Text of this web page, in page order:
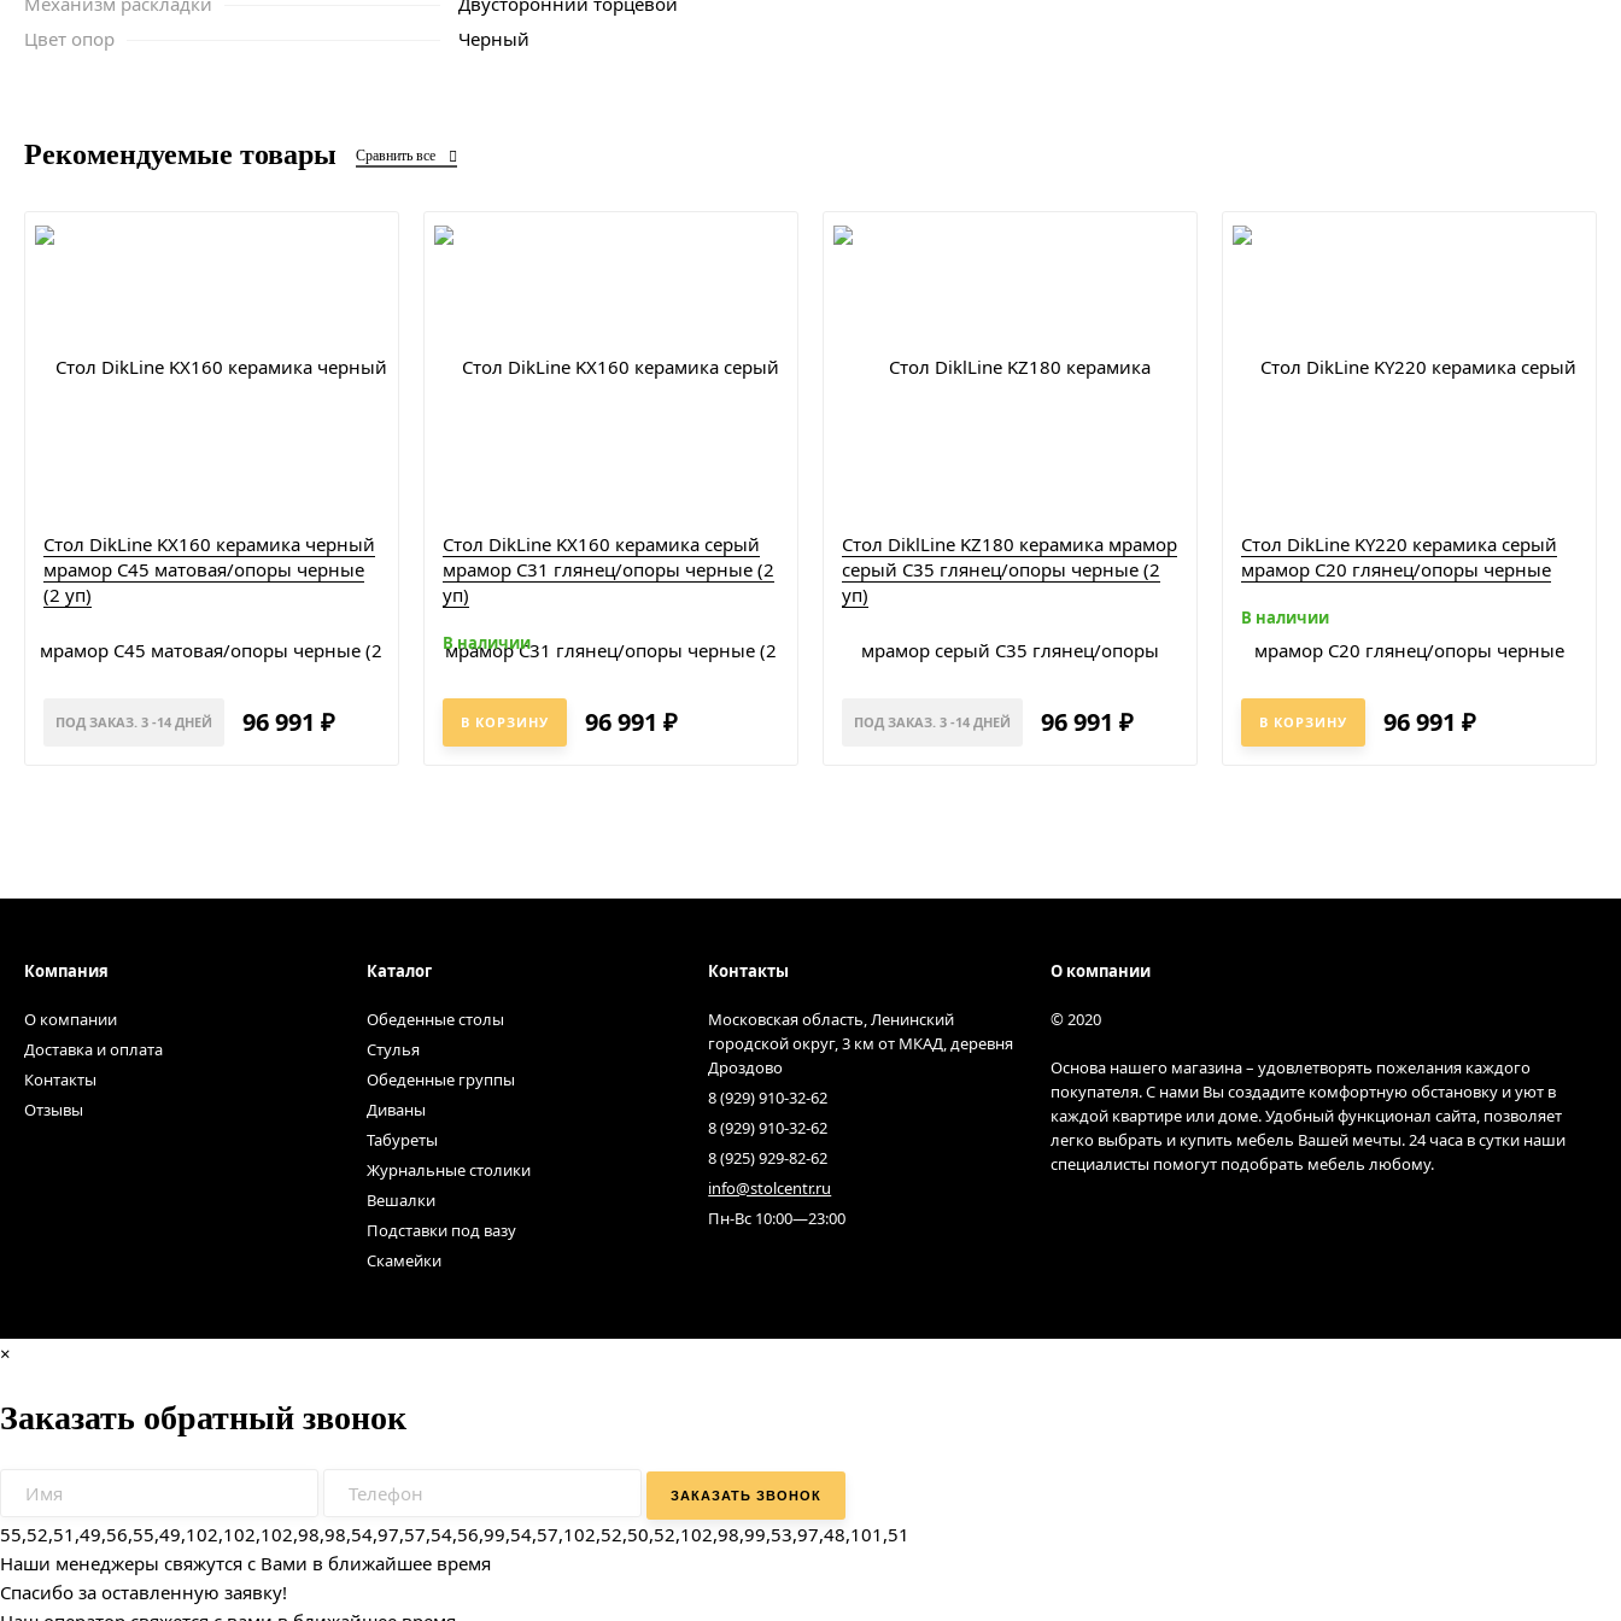
Цвет опор
Черный
Рекомендуемые товары Сравнить все
Стол DikLine KX160 керамика черный
мрамор С45 матовая/опоры черные
(2 уп)
ПОД ЗАКАЗ. 3 -14 ДНЕЙ 96 991 ₽
Стол DikLine KX160 керамика серый
мрамор C31 глянец/опоры черные (2
уп)
В наличии
В КОРЗИНУ 96 991 ₽
Стол DiklLine KZ180 керамика мрамор
серый С35 глянец/опоры черные (2
уп)
ПОД ЗАКАЗ. 3 -14 ДНЕЙ 96 991 ₽
Стол DikLine KY220 керамика серый
мрамор С20 глянец/опоры черные
В наличии
В КОРЗИНУ 96 991 ₽
Компания
О компании
Доставка и оплата
Контакты
Отзывы
Каталог
Обеденные столы
Стулья
Обеденные группы
Диваны
Табуреты
Журнальные столики
Вешалки
Подставки под вазу
Скамейки
Контакты
Московская область, Ленинский
городской округ, 3 км от МКАД, деревня
Дроздово
8 (929) 910-32-62
8 (929) 910-32-62
8 (925) 929-82-62
info@stolcentr.ru
Пн-Вс 10:00—23:00
О компании
© 2020
Основа нашего магазина – удовлетворять пожелания каждого
покупателя. С нами Вы создадите комфортную обстановку и уют в
каждой квартире или доме. Удобный функционал сайта, позволяет
легко выбрать и купить мебель Вашей мечты. 24 часа в сутки наши
специалисты помогут подобрать мебель любому.
×
Заказать обратный звонок
55,52,51,49,56,55,49,102,102,102,98,98,54,97,57,54,56,99,54,57,102,52,50,52,102,98,99,53,97,48,101,51
Наши менеджеры свяжутся с Вами в ближайшее время
Спасибо за оставленную заявку!